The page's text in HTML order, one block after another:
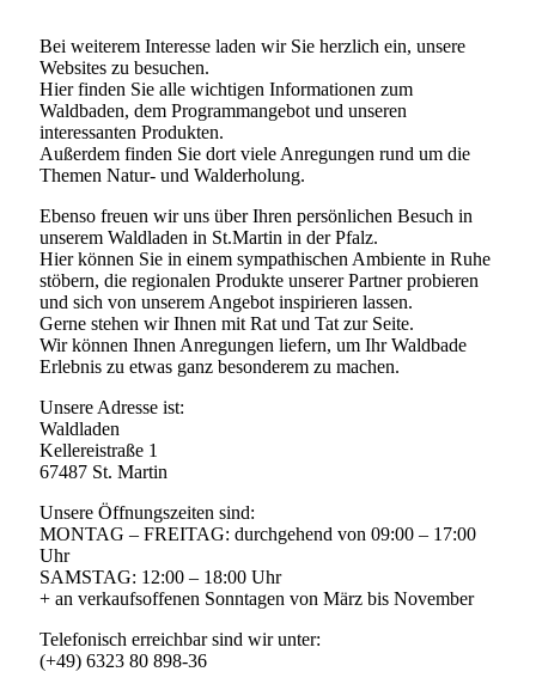
Bei weiterem Interesse laden wir Sie herzlich ein, unsere
Websites zu besuchen.
Hier finden Sie alle wichtigen Informationen zum
Waldbaden, dem Programmangebot und unseren
interessanten Produkten.
Außerdem finden Sie dort viele Anregungen rund um die
Themen Natur- und Walderholung.
Ebenso freuen wir uns über Ihren persönlichen Besuch in
unserem Waldladen in St.Martin in der Pfalz.
Hier können Sie in einem sympathischen Ambiente in Ruhe
stöbern, die regionalen Produkte unserer Partner probieren
und sich von unserem Angebot inspirieren lassen.
Gerne stehen wir Ihnen mit Rat und Tat zur Seite.
Wir können Ihnen Anregungen liefern, um Ihr Waldbade
Erlebnis zu etwas ganz besonderem zu machen.
Unsere Adresse ist:
Waldladen
Kellereistraße 1
67487 St. Martin
Unsere Öffnungszeiten sind:
MONTAG – FREITAG: durchgehend von 09:00 – 17:00
Uhr
SAMSTAG: 12:00 – 18:00 Uhr
+ an verkaufsoffenen Sonntagen von März bis November
Telefonisch erreichbar sind wir unter:
(+49) 6323 80 898-36